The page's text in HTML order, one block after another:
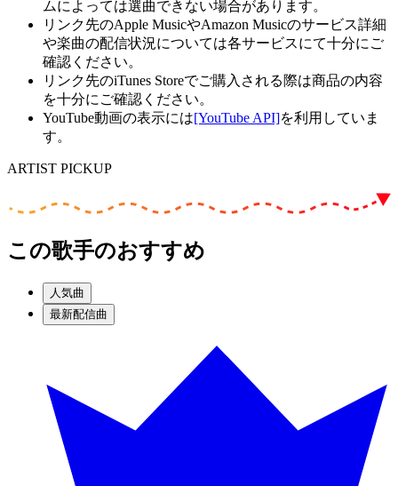
ムによっては選曲できない場合があります。
リンク先のApple MusicやAmazon Musicのサービス詳細
や楽曲の配信状況については各サービスにて十分にご
確認ください。
リンク先のiTunes Storeでご購入される際は商品の内容
を十分にご確認ください。
YouTube動画の表示には[YouTube API]を利用していま
す。
ARTIST PICKUP
この歌手のおすすめ
人気曲
最新配信曲